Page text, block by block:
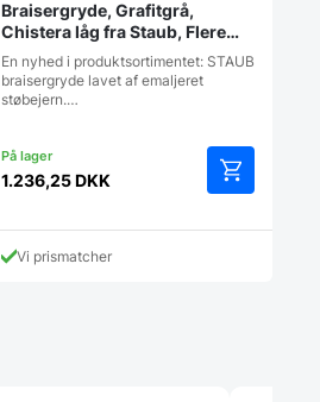
Braisergryde, Grafitgrå,
Chistera låg fra Staub, Flere
størrelser
En nyhed i produktsortimentet: STAUB
braisergryde lavet af emaljeret
støbejern.…
1.236,25DKK
vare
Vi prismatcher